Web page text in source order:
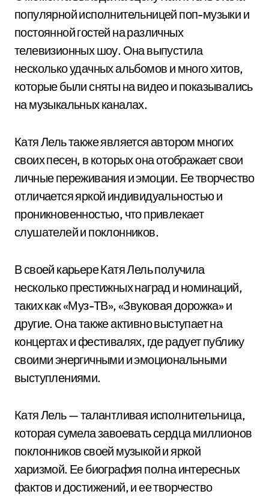
популярной исполнительницей поп-музыки и
постоянной гостей на различных
телевизионных шоу. Она выпустила
несколько удачных альбомов и много хитов,
которые были сняты на видео и показывались
на музыкальных каналах.
Катя Лель также является автором многих
своих песен, в которых она отображает свои
личные переживания и эмоции. Ее творчество
отличается яркой индивидуальностью и
проникновенностью, что привлекает
слушателей и поклонников.
В своей карьере Катя Лель получила
несколько престижных наград и номинаций,
таких как «Муз-ТВ», «Звуковая дорожка» и
другие. Она также активно выступает на
концертах и фестивалях, где радует публику
своими энергичными и эмоциональными
выступлениями.
Катя Лель — талантливая исполнительница,
которая сумела завоевать сердца миллионов
поклонников своей музыкой и яркой
харизмой. Ее биография полна интересных
фактов и достижений, и ее творчество